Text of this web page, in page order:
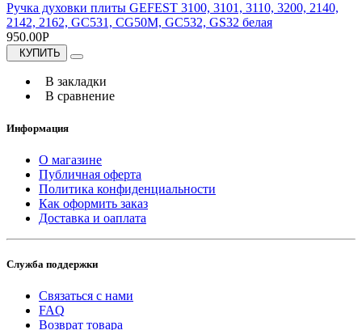
Ручка духовки плиты GEFEST 3100, 3101, 3110, 3200, 2140,
2142, 2162, GC531, CG50M, GC532, GS32 белая
950.00Р
КУПИТЬ
В закладки
В сравнение
Информация
О магазине
Публичная оферта
Политика конфиденциальности
Как оформить заказ
Доставка и оаплата
Служба поддержки
Связаться с нами
FAQ
Возврат товара